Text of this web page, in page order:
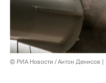
© РИА Новости / Антон Денисов